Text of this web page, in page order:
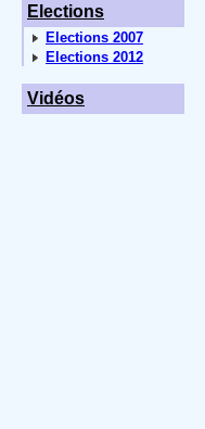
Elections
Elections 2007
Elections 2012
Vidéos